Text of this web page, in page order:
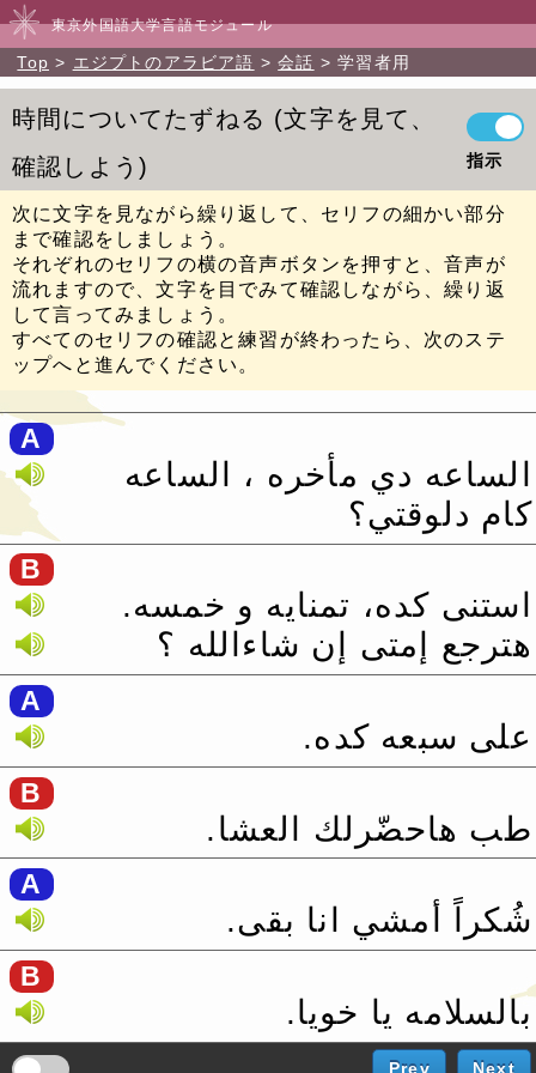
東京外国語大学言語モジュール
Top エジプトのアラビア語 会話 学習者用
時間についてたずねる
文字を見て、
確認しよう
指示
次に文字を見ながら繰り返して、セリフの細かい部分
まで確認をしましょう。
それぞれのセリフの横の音声ボタンを押すと、音声が
流れますので、文字を目でみて確認しながら、繰り返
して言ってみましょう。
すべてのセリフの確認と練習が終わったら、次のステ
ップへと進んでください。
A
الساعه دي مأخره ، الساعه
كام دلوقتي؟
B
استنى كده، تمنايه و خمسه.‏
هترجع إمتى إن شاءالله ؟
A
على سبعه كده.‏
B
طب هاحضّرلك العشا.‏
A
شُكراً أمشي انا بقى.‏
B
بالسلامه يا خويا.‏
Prev Next